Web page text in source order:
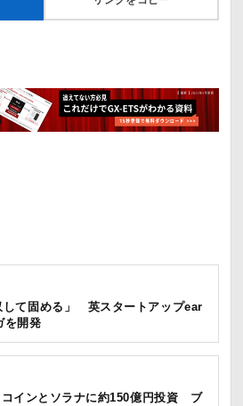
して固める」 英スタートアップear
を開発
インとソラナに約150億円投資 ブ